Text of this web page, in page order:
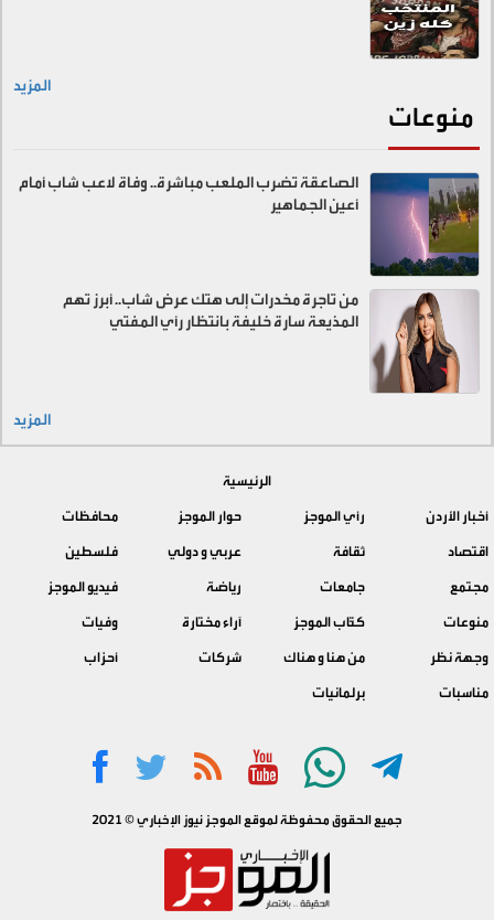
المزيد
منوعات
الصاعقة تضرب الملعب مباشرة.. وفاة لاعب شاب أمام
أعين الجماهير
من تاجرة مخدرات إلى هتك عرض شاب.. أبرز تهم
المذيعة سارة خليفة بانتظار رأي المفتي
المزيد
الرئيسية
أخبار الأردن
رأي الموجز حوار الموجز
محافظات
اقتصاد
ثقافة عربي و دولي
فلسطين
مجتمع
جامعات رياضة
فيديو الموجز
منوعات
كتّاب الموجز آراء مختارة
وفيات
وجهة نظر
من هنا و هناك شركات
أحزاب
مناسبات
برلمانيات
جميع الحقوق محفوظة لموقع الموجز نيوز الإخباري © 2021